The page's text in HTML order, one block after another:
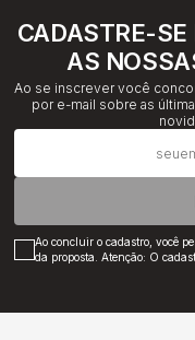
CADASTRE-SE
AS
Ao se inscrever você
por e-mail sobre as
Ao concluir o cadastro, você
da proposta. Atenção: O